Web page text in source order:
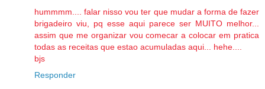
hummmm.... falar nisso vou ter que mudar a forma de fazer
brigadeiro viu, pq esse aqui parece ser MUITO melhor...
assim que me organizar vou comecar a colocar em pratica
todas as receitas que estao acumuladas aqui... hehe....
bjs
Responder